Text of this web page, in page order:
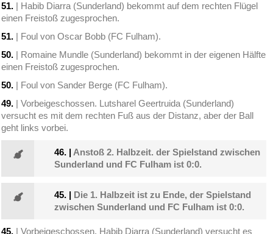
51. | Habib Diarra (Sunderland) bekommt auf dem rechten Flügel
einen Freistoß zugesprochen.
51. | Foul von Oscar Bobb (FC Fulham).
50. | Romaine Mundle (Sunderland) bekommt in der eigenen Hälfte
einen Freistoß zugesprochen.
50. | Foul von Sander Berge (FC Fulham).
49. | Vorbeigeschossen. Lutsharel Geertruida (Sunderland)
versucht es mit dem rechten Fuß aus der Distanz, aber der Ball
geht links vorbei.
46. | Anstoß 2. Halbzeit. der Spielstand zwischen
Sunderland und FC Fulham ist 0:0.
45. | Die 1. Halbzeit ist zu Ende, der Spielstand
zwischen Sunderland und FC Fulham ist 0:0.
45. | Vorbeigeschossen. Habib Diarra (Sunderland) versucht es